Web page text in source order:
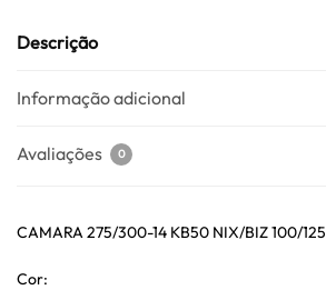
Descrição
Informação adicional
Avaliações 0
CAMARA 275/300-14 KB50 NIX/BIZ 100/125
Cor: